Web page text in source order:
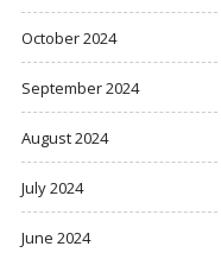
October 2024
September 2024
August 2024
July 2024
June 2024